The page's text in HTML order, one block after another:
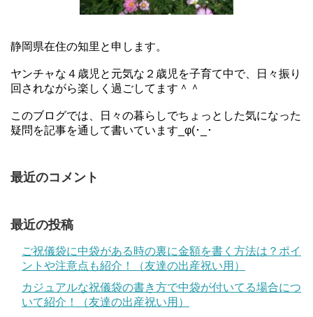
静岡県在住の知里と申します。
ヤンチャな４歳児と元気な２歳児を子育て中で、日々振り
回されながら楽しく過ごしてます＾＾
このブログでは、日々の暮らしでちょっとした気になった
疑問を記事を通して書いています_φ(･_･
最近のコメント
最近の投稿
ご祝儀袋に中袋がある時の裏に金額を書く方法は？ポイ
ントや注意点も紹介！（友達の出産祝い用）
カジュアルな祝儀袋の書き方で中袋が付いてる場合につ
いて紹介！（友達の出産祝い用）